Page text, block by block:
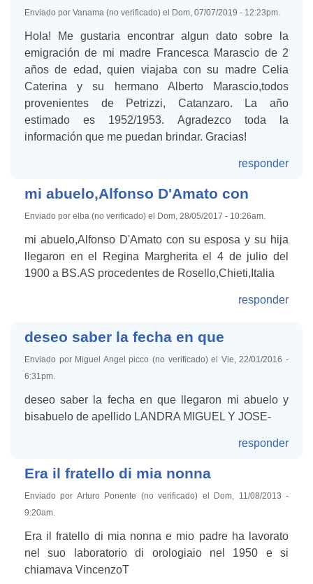
Enviado por Vanama (no verificado) el Dom, 07/07/2019 - 12:23pm.
Hola! Me gustaria encontrar algun dato sobre la
emigración de mi madre Francesca Marascio de 2
años de edad, quien viajaba con su madre Celia
Caterina y su hermano Alberto Marascio,todos
provenientes de Petrizzi, Catanzaro. La año
estimado es 1952/1953. Agradezco toda la
información que me puedan brindar. Gracias!
responder
mi abuelo,Alfonso D'Amato con
Enviado por elba (no verificado) el Dom, 28/05/2017 - 10:26am.
mi abuelo,Alfonso D'Amato con su esposa y su hija
llegaron en el Regina Margherita el 4 de julio del
1900 a BS.AS procedentes de Rosello,Chieti,Italia
responder
deseo saber la fecha en que
Enviado por Miguel Angel picco (no verificado) el Vie, 22/01/2016 -
6:31pm.
deseo saber la fecha en que llegaron mi abuelo y
bisabuelo de apellido LANDRA MIGUEL Y JOSE-
responder
Era il fratello di mia nonna
Enviado por Arturo Ponente (no verificado) el Dom, 11/08/2013 -
9:20am.
Era il fratello di mia nonna e mio padre ha lavorato
nel suo laboratorio di orologiaio nel 1950 e si
chiamava VincenzoT